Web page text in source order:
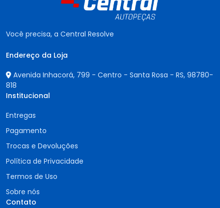
Você precisa, a Central Resolve
Endereço da Loja
Avenida Inhacorá, 799 - Centro - Santa Rosa - RS, 98780-
818
Institucional
Entregas
Pagamento
Trocas e Devoluções
Política de Privacidade
Termos de Uso
Sobre nós
Contato